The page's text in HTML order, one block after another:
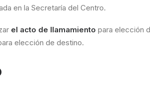
en la Secretaría del Centro.
el acto de llamamiento para elección
elección de destino.